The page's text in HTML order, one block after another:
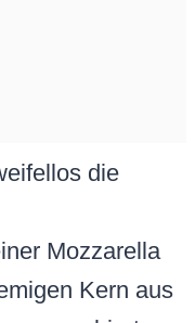
die
Mozzarella
Kern aus